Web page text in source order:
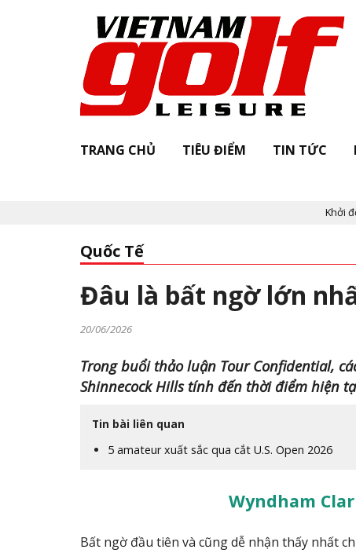
TRANG CHỦ TIÊU ĐIỂM TIN TỨC
Khởi động
Quốc Tế
Đâu là bất ngờ lớn
20/06/2026
Trong buổi thảo luận Tour Confidential,
Shinnecock Hills tính đến thời điểm hiện
Tin bài liên quan
5 amateur xuất sắc qua cắt U.S. Open 2026
Wyndham
Bất ngờ đầu tiên và cũng dễ nhận thấy nhất